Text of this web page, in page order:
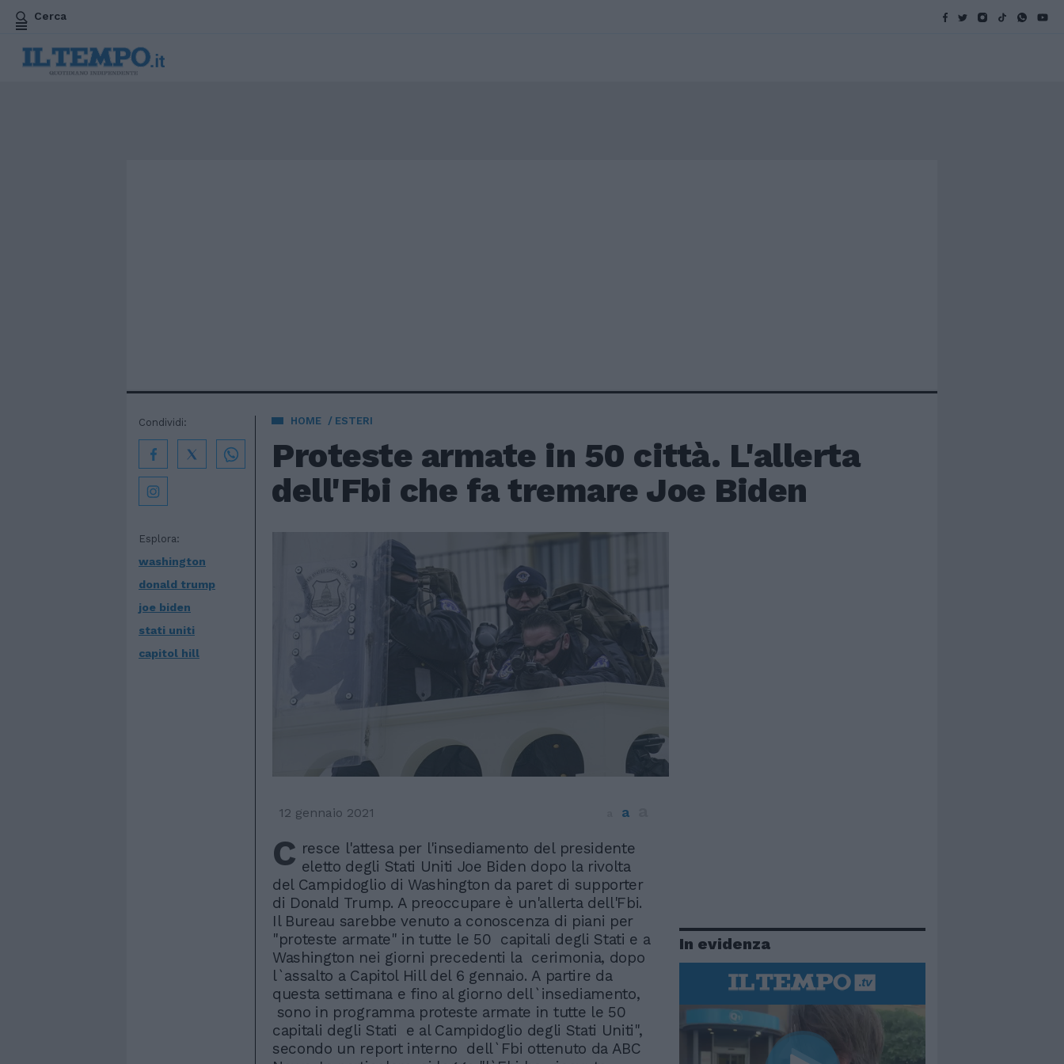
Cerca
HOME ESTERI
Proteste armate in 50 città. L'allerta
dell'Fbi che fa tremare Joe Biden
Esplora:
washington
donald trump
joe biden
stati uniti
capitol hill
Condividi:
12 gennaio 2021 a
C resce l'attesa per l'insediamento del presidente
eletto degli Stati Uniti Joe Biden dopo la rivolta
del Campidoglio di Washington da paret di supporter
di Donald Trump. A preoccupare è un'allerta dell'Fbi.
Il Bureau sarebbe venuto a conoscenza di piani per
"proteste armate" in tutte le 50 capitali degli Stati e a
Washington nei giorni precedenti la cerimonia, dopo
l`assalto a Capitol Hill del 6 gennaio. A partire da
questa settimana e fino al giorno dell`insediamento,
sono in programma proteste armate in tutte le 50
capitali degli Stati e al Campidoglio degli Stati Uniti",
secondo un report interno dell`Fbi ottenuto da ABC
In evidenza